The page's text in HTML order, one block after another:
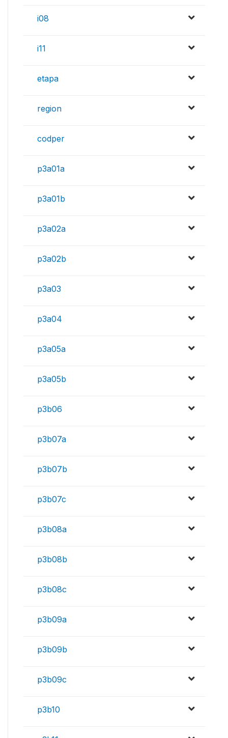
i08
i11
etapa
region
codper
p3a01a
p3a01b
p3a02a
p3a02b
p3a03
p3a04
p3a05a
p3a05b
p3b06
p3b07a
p3b07b
p3b07c
p3b08a
p3b08b
p3b08c
p3b09a
p3b09b
p3b09c
p3b10